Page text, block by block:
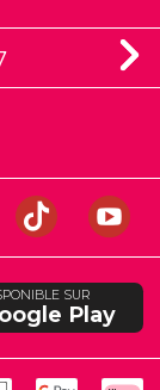
SUR
Play